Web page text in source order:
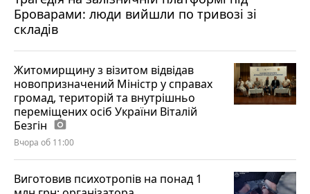
Броварами: люди вийшли по тривозі зі
складів
Житомирщину з візитом відвідав
новопризначений Міністр у справах
громад, територій та внутрішньо
переміщених осіб України Віталій
Безгін photo_camera
Вчора об 11:00
Виготовив психотропів на понад 1